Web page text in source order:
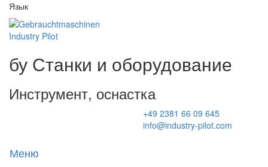
Язык
бу Станки и оборудование
Инструмент, оснастка
+49 2381 66 09 645
info@industry-pilot.com
Меню